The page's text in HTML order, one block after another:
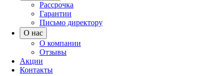
Рассрочка
Гарантии
Письмо директору
О нас
О компании
Отзывы
Акции
Контакты